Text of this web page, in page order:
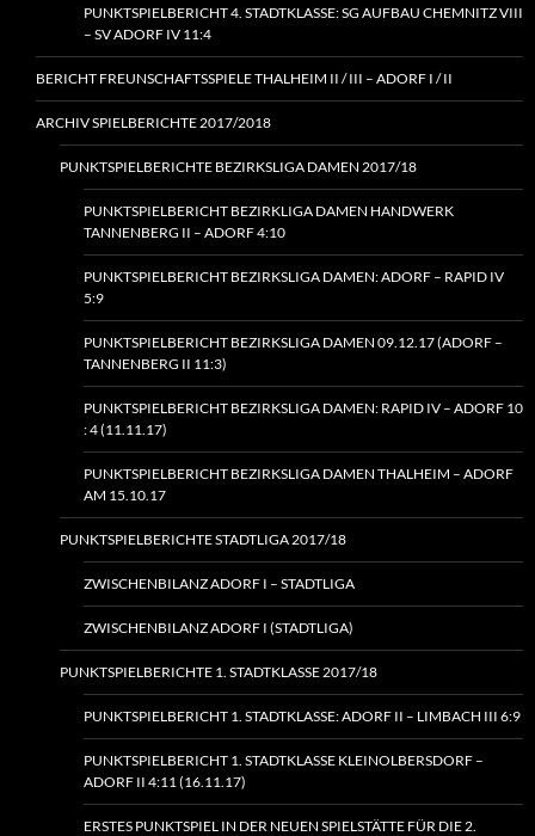
PUNKTSPIELBERICHT 4. STADTKLASSE: SG AUFBAU CHEMNITZ VIII
– SV ADORF IV 11:4
BERICHT FREUNSCHAFTSSPIELE THALHEIM II / III – ADORF I / II
ARCHIV SPIELBERICHTE 2017/2018
PUNKTSPIELBERICHTE BEZIRKSLIGA DAMEN 2017/18
PUNKTSPIELBERICHT BEZIRKLIGA DAMEN HANDWERK
TANNENBERG II – ADORF 4:10
PUNKTSPIELBERICHT BEZIRKSLIGA DAMEN: ADORF – RAPID IV
5:9
PUNKTSPIELBERICHT BEZIRKSLIGA DAMEN 09.12.17 (ADORF –
TANNENBERG II 11:3)
PUNKTSPIELBERICHT BEZIRKSLIGA DAMEN: RAPID IV – ADORF 10
: 4 (11.11.17)
PUNKTSPIELBERICHT BEZIRKSLIGA DAMEN THALHEIM – ADORF
AM 15.10.17
PUNKTSPIELBERICHTE STADTLIGA 2017/18
ZWISCHENBILANZ ADORF I – STADTLIGA
ZWISCHENBILANZ ADORF I (STADTLIGA)
PUNKTSPIELBERICHTE 1. STADTKLASSE 2017/18
PUNKTSPIELBERICHT 1. STADTKLASSE: ADORF II – LIMBACH III 6:9
PUNKTSPIELBERICHT 1. STADTKLASSE KLEINOLBERSDORF –
ADORF II 4:11 (16.11.17)
ERSTES PUNKTSPIEL IN DER NEUEN SPIELSTÄTTE FÜR DIE 2.